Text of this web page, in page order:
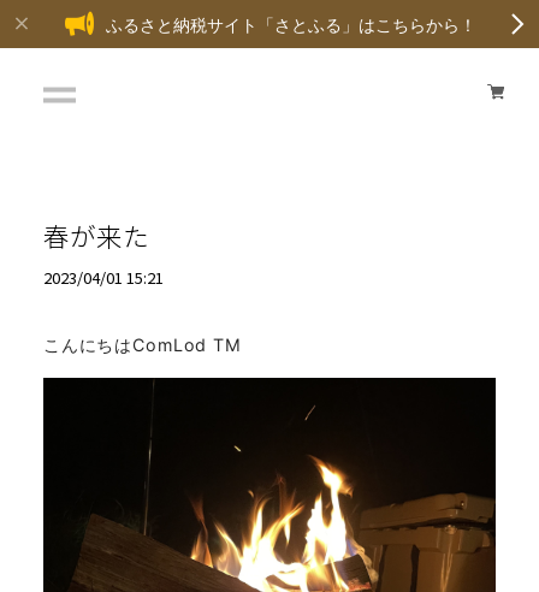
ふるさと納税サイト「さとふる」はこちらから！
春が来た
2023/04/01 15:21
こんにちはComLod TM